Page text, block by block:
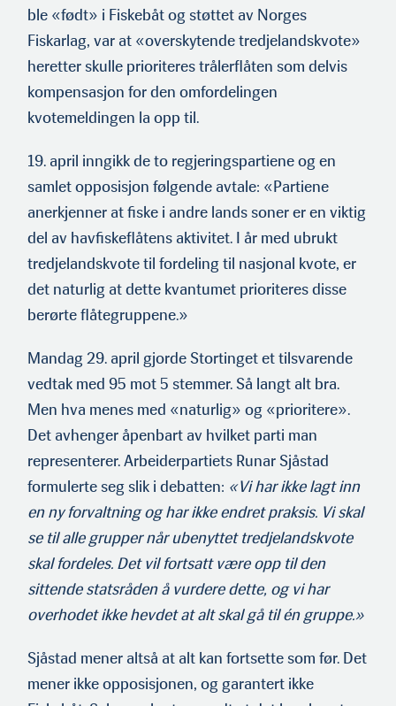
ble «født» i Fiskebåt og støttet av Norges
Fiskarlag, var at «overskytende tredjelandskvote»
heretter skulle prioriteres trålerflåten som delvis
kompensasjon for den omfordelingen
kvotemeldingen la opp til.
19. april inngikk de to regjeringspartiene og en
samlet opposisjon følgende avtale: «Partiene
anerkjenner at fiske i andre lands soner er en viktig
del av havfiskeflåtens aktivitet. I år med ubrukt
tredjelandskvote til fordeling til nasjonal kvote, er
det naturlig at dette kvantumet prioriteres disse
berørte flåtegruppene.»
Mandag 29. april gjorde Stortinget et tilsvarende
vedtak med 95 mot 5 stemmer. Så langt alt bra.
Men hva menes med «naturlig» og «prioritere».
Det avhenger åpenbart av hvilket parti man
representerer. Arbeiderpartiets Runar Sjåstad
formulerte seg slik i debatten: «Vi har ikke lagt inn
en ny forvaltning og har ikke endret praksis. Vi skal
se til alle grupper når ubenyttet tredjelandskvote
skal fordeles. Det vil fortsatt være opp til den
sittende statsråden å vurdere dette, og vi har
overhodet ikke hevdet at alt skal gå til én gruppe.»
Sjåstad mener altså at alt kan fortsette som før. Det
mener ikke opposisjonen, og garantert ikke